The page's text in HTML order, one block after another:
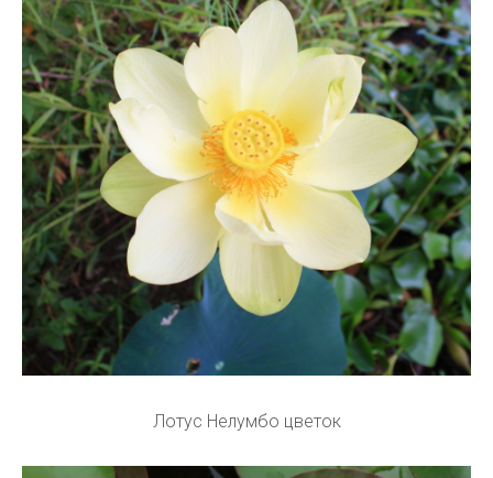
Лотус Нелумбо цветок